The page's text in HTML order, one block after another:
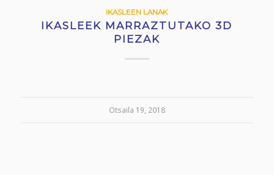
IKASLEEN LANAK
IKASLEEK MARRAZTUTAKO 3D
PIEZAK
Otsaila 19, 2018